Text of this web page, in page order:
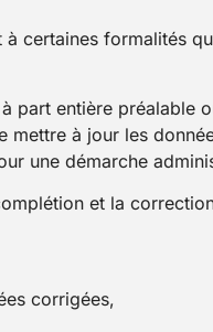
certaines formalités
part entière préalable
à jour les
une démarche
et la
corrigées,